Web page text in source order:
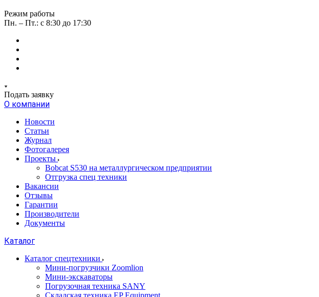
Режим работы
Пн. – Пт.: c 8:30 до 17:30
Подать заявку
О компании
Новости
Статьи
Журнал
Фотогалерея
Проекты
Bobcat S530 на металлургическом предприятии
Отгрузка спец техники
Вакансии
Отзывы
Гарантии
Производители
Документы
Каталог
Каталог спецтехники
Мини-погрузчики Zoomlion
Мини-экскаваторы
Погрузочная техника SANY
Складская техника EP Equipment